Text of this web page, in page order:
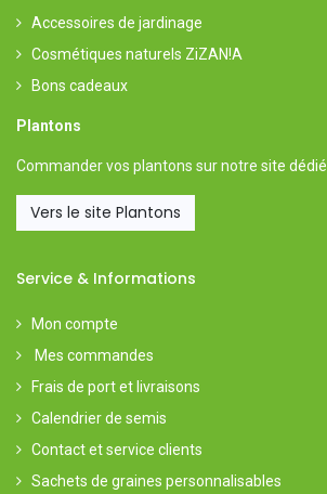
Accessoires de jardinage
Cosmétiques naturels ZiZAN!A
Bons cadeaux
Plantons
Commander vos plantons sur notre site dédié
Vers le site Plantons
Service & Informations
Mon compte
Mes commandes
Frais de port et livraisons
Calendrier de semis
Contact et service clients
Sachets de graines personnalisables